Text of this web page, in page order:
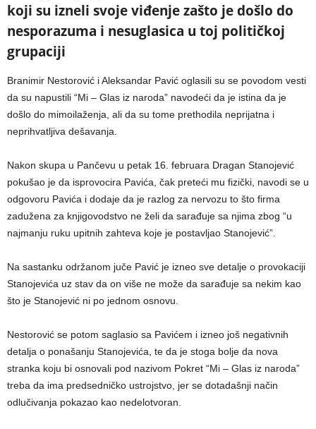
koji su izneli svoje viđenje zašto je došlo do
nesporazuma i nesuglasica u toj političkoj
grupaciji
Branimir Nestorović i Aleksandar Pavić oglasili su se povodom vesti
da su napustili “Mi – Glas iz naroda” navodeći da je istina da je
došlo do mimoilaženja, ali da su tome prethodila neprijatna i
neprihvatljiva dešavanja.
Nakon skupa u Pančevu u petak 16. februara Dragan Stanojević
pokušao je da isprovocira Pavića, čak preteći mu fizički, navodi se u
odgovoru Pavića i dodaje da je razlog za nervozu to što firma
zadužena za knjigovodstvo ne želi da sarađuje sa njima zbog “u
najmanju ruku upitnih zahteva koje je postavljao Stanojević”.
Na sastanku održanom juče Pavić je izneo sve detalje o provokaciji
Stanojevića uz stav da on više ne može da sarađuje sa nekim kao
što je Stanojević ni po jednom osnovu.
Nestorović se potom saglasio sa Pavićem i izneo još negativnih
detalja o ponašanju Stanojevića, te da je stoga bolje da nova
stranka koju bi osnovali pod nazivom Pokret “Mi – Glas iz naroda”
treba da ima predsedničko ustrojstvo, jer se dotadašnji način
odlučivanja pokazao kao nedelotvoran.